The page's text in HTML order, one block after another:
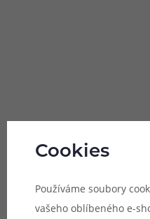
Cookies
Používáme soubory
vašeho oblíbeného e-